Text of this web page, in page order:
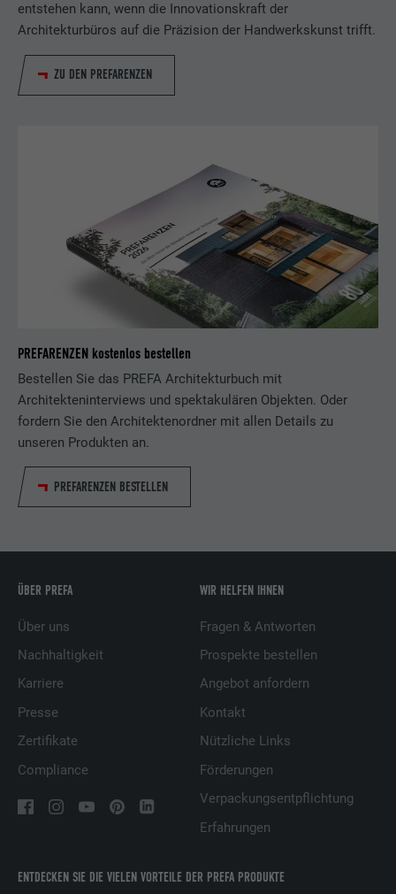
entstehen kann, wenn die Innovationskraft der
Architekturbüros auf die Präzision der Handwerkskunst trifft.
ZU DEN PREFARENZEN
PREFARENZEN kostenlos bestellen
Bestellen Sie das PREFA Architekturbuch mit
Architekteninterviews und spektakulären Objekten. Oder
fordern Sie den Architektenordner mit allen Details zu
unseren Produkten an.
PREFARENZEN BESTELLEN
ENTDECKEN SIE DIE VIELEN VORTEILE DER PREFA PRODUKTE
ÜBER PREFA
Über uns
Nachhaltigkeit
Karriere
Presse
Zertifikate
Compliance
WIR HELFEN IHNEN
Fragen & Antworten
Prospekte bestellen
Angebot anfordern
Kontakt
Nützliche Links
Förderungen
Verpackungsentpflichtung
Erfahrungen